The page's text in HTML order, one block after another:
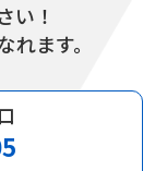
い！
ます。